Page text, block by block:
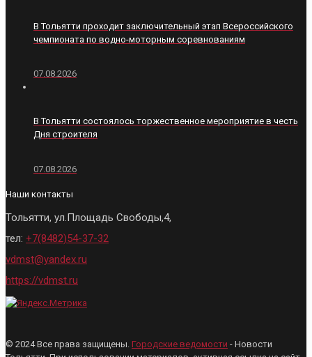
В Тольятти проходит заключительный этап Всероссийского
чемпионата по водно-моторным соревнованиям
07.08.2026
В Тольятти состоялось торжественное мероприятие в честь
Дня строителя
07.08.2026
Наши контакты
Тольятти, ул.Площадь Свободы,4,
тел: +7(8482)54-37-32
vdmst@yandex.ru
https://vdmst.ru
© 2024 Все права защищены. Городские ведомости - Новости